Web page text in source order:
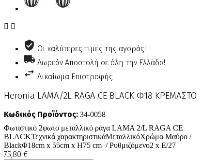
 
Οι καλύτερες τιμές της αγοράς!
Δωρεάν Αποστολή σε όλη την Ελλάδα!
Δικαίωμα Επιστροφής
Heronia LAMA/2L RAGA CE BLACK Φ18 ΚΡΕΜΑΣΤΟ
Κωδικός Προϊόντος: 34-0058
Φωτιστικό 2φωτο μεταλλικό ράγα LAMA 2/L RAGA CE
BLACKΤεχνικά χαρακτηριστικάΜεταλλικόΧρώμα Μαύρο /
BlackΦ18cm x 55cm x Η75 cm / Ρυθμιζόμενο2 x E/27
75,80 €